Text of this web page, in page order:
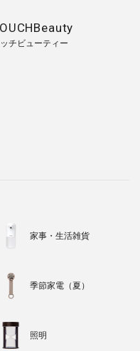
チビューティー
家事・生活雑貨
季節家電（夏）
照明